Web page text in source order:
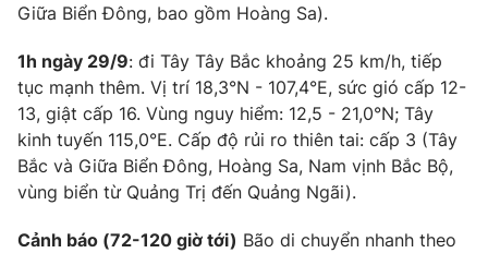
VTV9 VTV8
Liên hệ tòa soạn English
Giữa Biển Đông, bao gồm Hoàng Sa).
1h ngày 29/9: đi Tây Tây Bắc khoảng 25 km/h, tiếp
tục mạnh thêm. Vị trí 18,3°N - 107,4°E, sức gió cấp 12-
13, giật cấp 16. Vùng nguy hiểm: 12,5 - 21,0°N; Tây
kinh tuyến 115,0°E. Cấp độ rủi ro thiên tai: cấp 3 (Tây
Bắc và Giữa Biển Đông, Hoàng Sa, Nam vịnh Bắc Bộ,
vùng biển từ Quảng Trị đến Quảng Ngãi).
Cảnh báo (72-120 giờ tới) Bão di chuyển nhanh theo